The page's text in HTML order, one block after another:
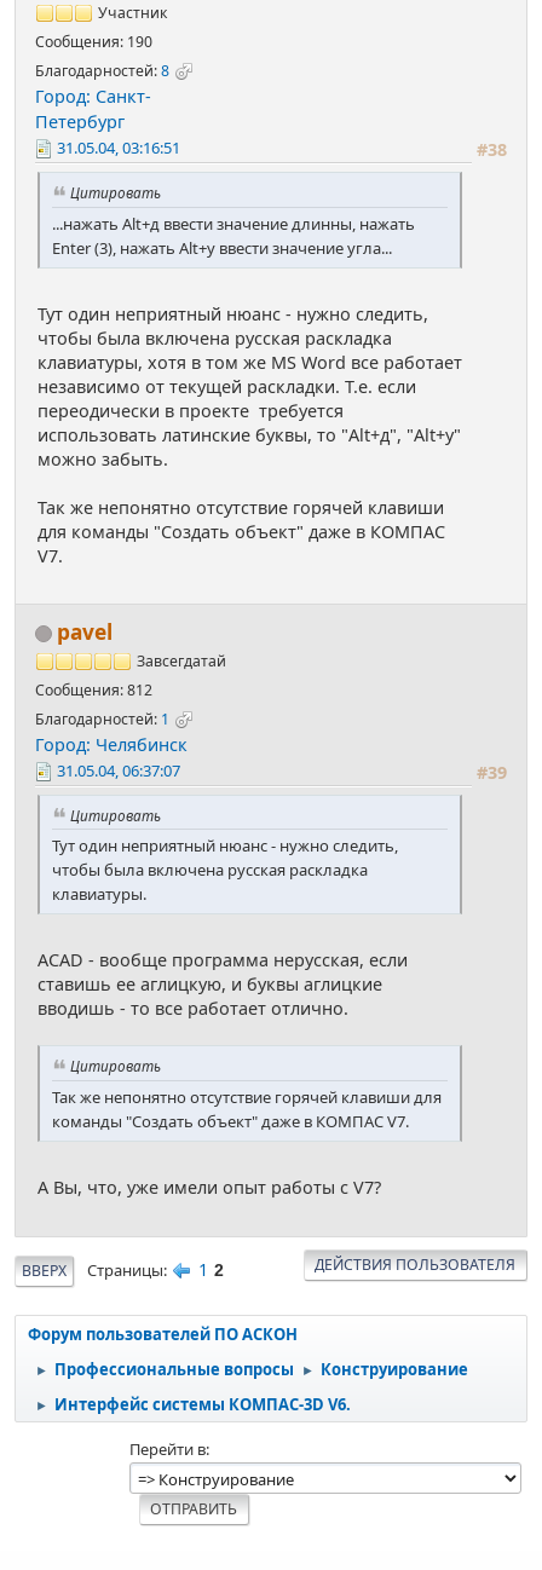
Участник
Сообщения: 190
Благодарностей:8
Город: Санкт-
Петербург
#38
31.05.04, 03:16:51
Цитировать
...нажать Alt+д ввести значение длинны, нажать
Enter (3), нажать Alt+у ввести значение угла...
Тут один неприятный нюанс - нужно следить,
чтобы была включена русская раскладка
клавиатуры, хотя в том же MS Word все работает
независимо от текущей раскладки. Т.е. если
переодически в проекте требуется
использовать латинские буквы, то "Alt+д", "Alt+у"
можно забыть.
Так же непонятно отсутствие горячей клавиши
для команды "Создать объект" даже в КОМПАС
V7.
pavel
Завсегдатай
Сообщения: 812
Благодарностей: 1
Город: Челябинск
#39
31.05.04, 06:37:07
Цитировать
Тут один неприятный нюанс - нужно следить,
чтобы была включена русская раскладка
клавиатуры.
ACAD - вообще программа нерусская, если
ставишь ее аглицкую, и буквы аглицкие
вводишь - то все работает отлично.
Цитировать
Так же непонятно отсутствие горячей клавиши для
команды "Создать объект" даже в КОМПАС V7.
А Вы, что, уже имели опыт работы с V7?
ВВЕРХ Страницы 1 2 ДЕЙСТВИЯ ПОЛЬЗОВАТЕЛЯ
Форум пользователей ПО АСКОН
► Профессиональные вопросы ► Конструирование
► Интерфейс системы КОМПАС-3D V6.
Перейти в